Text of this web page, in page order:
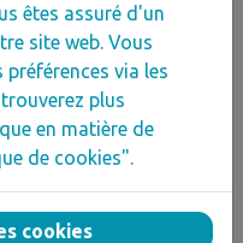
le
en
êtes assuré d'un
site web. Vous
via les
plus
en matière de
de cookies".
cookies